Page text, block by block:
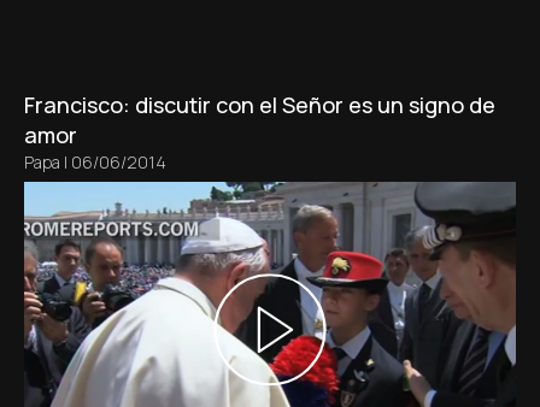
Francisco: discutir con el Señor es un signo de
amor
Papa | 06/06/2014